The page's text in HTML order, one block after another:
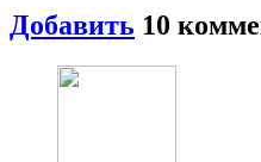
Добавить 10